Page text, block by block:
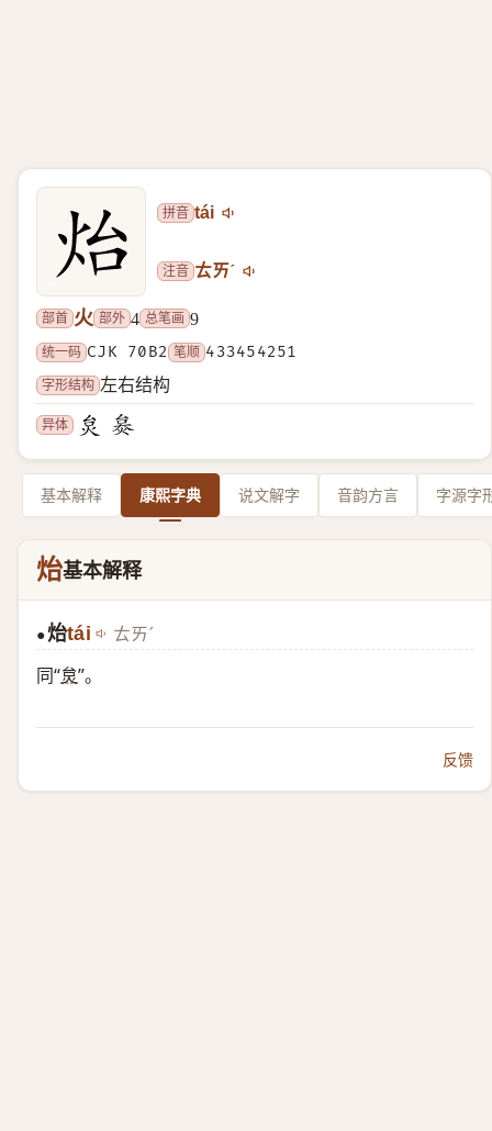
拼音 tái
注音 ㄊㄞˊ
部首 火 部外 4 总笔画 9
统一码 CJK 70B2 笔顺 433454251
字形结构 左右结构
异体
基本解释 康熙字典 说文解字 音韵方言 字源字
炲基本解释
●炲tái ㄊㄞˊ
同“炱”。
反馈